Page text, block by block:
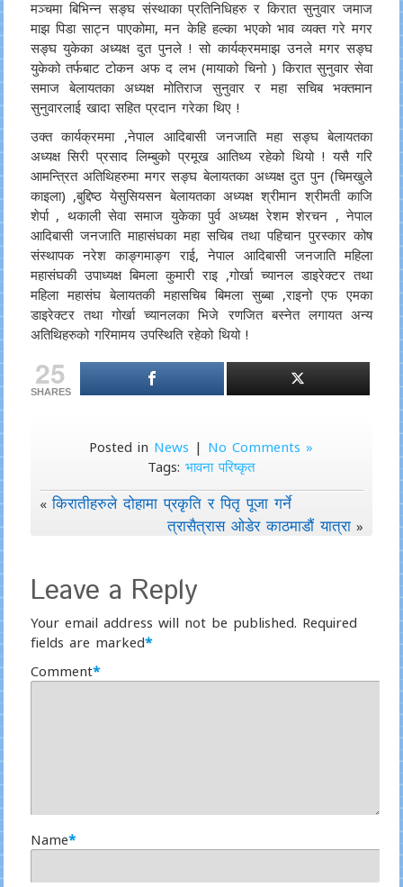
मञ्चमा बिभिन्न सङ्घ संस्थाका प्रतिनिधिहरु र किरात सुनुवार जमाज
माझ पिडा साट्न पाएकोमा, मन केहि हल्का भएको भाव व्यक्त गरे मगर
सङ्घ युकेका अध्यक्ष दुत पुनले ! सो कार्यक्रममाझ उनले मगर सङ्घ
युकेको तर्फबाट टोकन अफ द लभ (मायाको चिनो ) किरात सुनुवार सेवा
समाज बेलायतका अध्यक्ष मोतिराज सुनुवार र महा सचिब भक्तमान
सुनुवारलाई खादा सहित प्रदान गरेका थिए !
उक्त कार्यक्रममा ,नेपाल आदिबासी जनजाति महा सङ्घ बेलायतका
अध्यक्ष सिरी प्रसाद लिम्बुको प्रमूख आतिथ्य रहेको थियो ! यसै गरि
आमन्त्रित अतिथिहरुमा मगर सङ्घ बेलायतका अध्यक्ष दुत पुन (चिमखुले
काइला) ,बुद्दिष्ठ येसुसियसन बेलायतका अध्यक्ष श्रीमान श्रीमती काजि
शेर्पा , थकाली सेवा समाज युकेका पुर्व अध्यक्ष रेशम शेरचन , नेपाल
आदिबासी जनजाति माहासंघका महा सचिब तथा पहिचान पुरस्कार कोष
संस्थापक नरेश काङ्गमाङ्ग राई, नेपाल आदिबासी जनजाति महिला
महासंघकी उपाध्यक्ष बिमला कुमारी राइ ,गोर्खा च्यानल डाइरेक्टर तथा
महिला महासंघ बेलायतकी महासचिब बिमला सुब्बा ,राइनो एफ एमका
डाइरेक्टर तथा गोर्खा च्यानलका भिजे रणजित बस्नेत लगायत अन्य
अतिथिहरुको गरिमामय उपस्थिति रहेको थियो !
25
SHARES
Posted in News | No Comments »
Tags:भावना परिष्कृत
«किरातीहरुले दोहामा प्रकृति र पितृ पूजा गर्ने
त्रासैत्रास ओडेर काठमाडौं यात्रा »
Leave a Reply
Your email address will not be published. Required
fields are marked*
Comment*
Name*